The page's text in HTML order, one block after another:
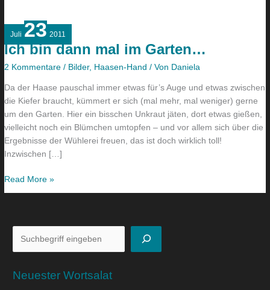
Juli 23 2011
Ich bin dann mal im Garten…
2 Kommentare / Bilder, Haasen-Hand / Von Daniela
Da der Haase pauschal immer etwas für’s Auge und etwas zwischen
die Kiefer braucht, kümmert er sich (mal mehr, mal weniger) gerne
um den Garten. Hier ein bisschen Unkraut jäten, dort etwas gießen,
vielleicht noch ein Blümchen umtopfen – und vor allem sich über die
Ergebnisse der Wühlerei freuen, das ist doch wirklich toll!
Inzwischen […]
Ich
bin
dann
mal
Garten…
Read More »
Neuester Wortsalat